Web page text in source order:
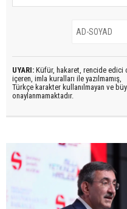
UYARI: Küfür, hakaret, rencide edici
içeren, imla kuralları ile yazılmamış,
Türkçe karakter kullanılmayan ve
onaylanmamaktadır.